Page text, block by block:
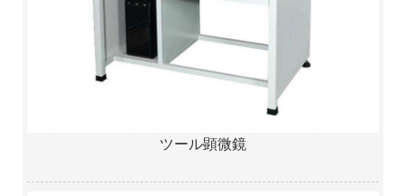
ツール顕微鏡